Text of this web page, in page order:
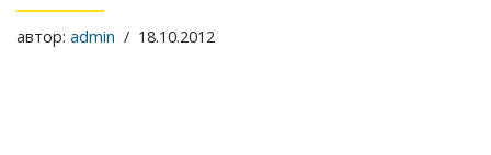
автор: admin 18.10.2012